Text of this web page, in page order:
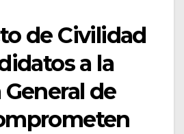
de Civilidad
a la
de